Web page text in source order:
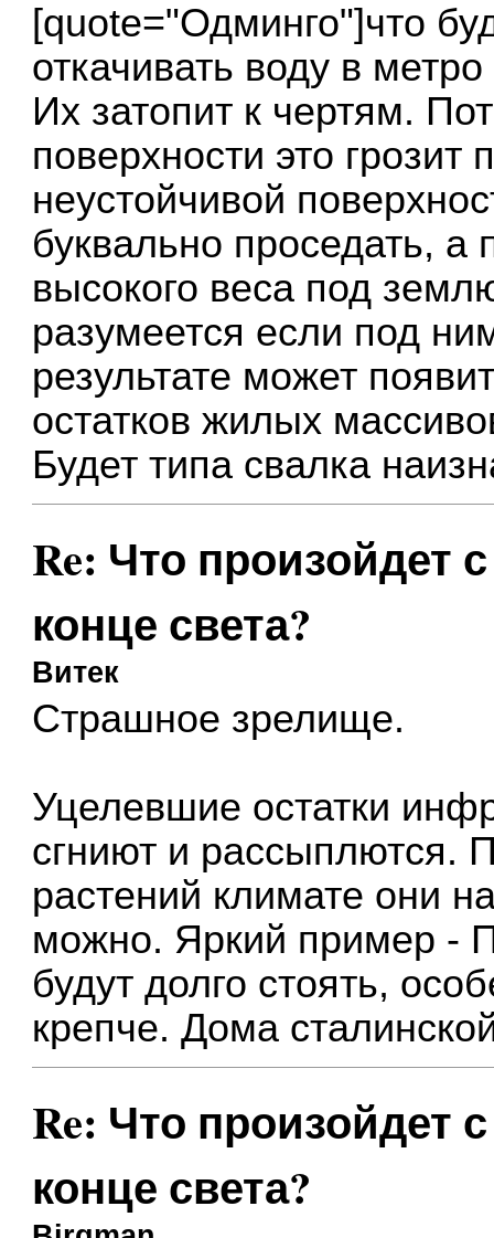
[quote="Одминго"]что
откачивать воду в
Их затопит к чертям.
поверхности это
неустойчивой
буквально проседать, а
высокого веса под
разумеется если под
результате может
остатков жилых
Будет типа свалка
Re: Что произойдет
конце света?
Витек
Страшное зрелище.
Уцелевшие остатки
сгниют и рассыплются.
растений климате они
можно. Яркий пример -
будут долго стоять,
крепче. Дома
Re: Что произойдет
конце света?